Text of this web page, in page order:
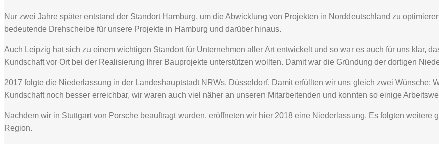
Nur zwei Jahre später entstand der Standort Hamburg, um die Abwicklung von Projekten in Norddeutschland zu
bedeutende Drehscheibe für unsere Projekte in Hamburg und darüber hinaus.
Auch Leipzig hat sich zu einem wichtigen Standort für Unternehmen aller Art entwickelt und so war es auch für uns klar,
Kundschaft vor Ort bei der Realisierung Ihrer Bauprojekte unterstützen wollten. Damit war die Gründung der dortigen
2017 folgte die Niederlassung in der Landeshauptstadt NRWs, Düsseldorf. Damit erfüllten wir uns gleich zwei Wünsche:
Kundschaft noch besser erreichbar, wir waren auch viel näher an unseren Mitarbeitenden und konnten so einige
Nachdem wir in Stuttgart von Porsche beauftragt wurden, eröffneten wir hier 2018 eine Niederlassung. Es folgten weitere
Region.